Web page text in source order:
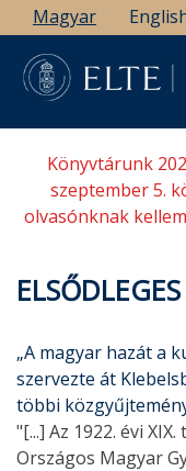
Ugrás
a
tartalomra
Magyar
Könyvtárunk
szeptember 5.
olvasónknak
ELSŐDLEGES
„A magyar hazát a
szervezte át
többi
"[...] Az 1922. évi
Országos Magyar